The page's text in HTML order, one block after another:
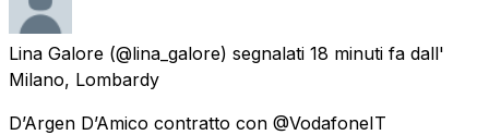
Lina Galore (@lina_galore) segnalati 18 minuti fa dall'
Milano, Lombardy
D’Argen D’Amico contratto con @VodafoneIT